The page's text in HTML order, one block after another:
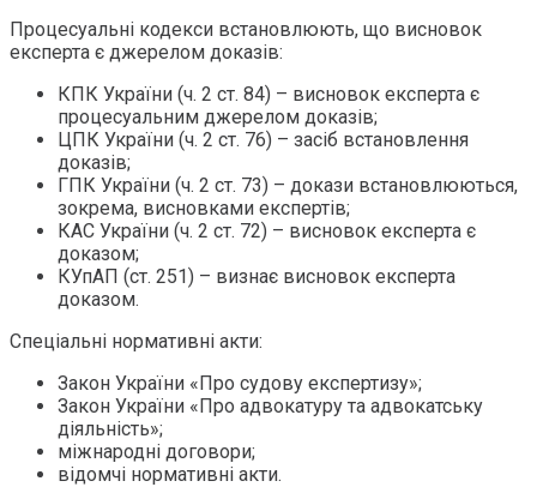
Процесуальні кодекси встановлюють, що висновок
експерта є джерелом доказів:
КПК України (ч. 2 ст. 84) – висновок експерта є
процесуальним джерелом доказів;
ЦПК України (ч. 2 ст. 76) – засіб встановлення
доказів;
ГПК України (ч. 2 ст. 73) – докази встановлюються,
зокрема, висновками експертів;
КАС України (ч. 2 ст. 72) – висновок експерта є
доказом;
КУпАП (ст. 251) – визнає висновок експерта
доказом.
Спеціальні нормативні акти:
Закон України «Про судову експертизу»;
Закон України «Про адвокатуру та адвокатську
діяльність»;
міжнародні договори;
відомчі нормативні акти.